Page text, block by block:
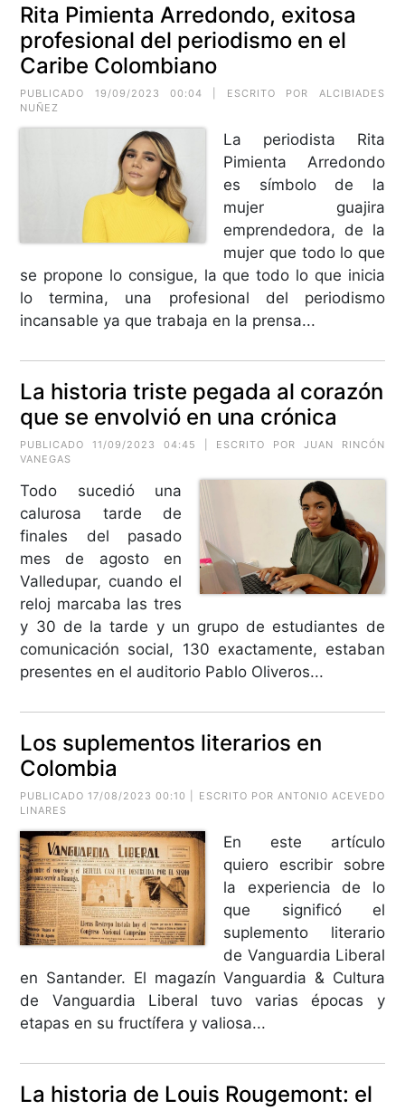
Rita Pimienta Arredondo, exitosa
profesional del periodismo en el
Caribe Colombiano
PUBLICADO 19/09/2023 00:04 | ESCRITO POR
ALCIBIADES
NUÑEZ
La periodista Rita
Pimienta Arredondo
es símbolo de la
mujer guajira
emprendedora, de la
mujer que todo lo que
se propone lo consigue, la que todo lo que inicia
lo termina, una profesional del periodismo
incansable ya que trabaja en la prensa...
La historia triste pegada al corazón
que se envolvió en una crónica
PUBLICADO 11/09/2023 04:45 | ESCRITO POR JUAN RINCÓN
VANEGAS
Todo sucedió una
calurosa tarde de
finales del pasado
mes de agosto en
Valledupar, cuando el
reloj marcaba las tres
y 30 de la tarde y un grupo de estudiantes de
comunicación social, 130 exactamente, estaban
presentes en el auditorio Pablo Oliveros...
Los suplementos literarios en
Colombia
PUBLICADO 17/08/2023 00:10 | ESCRITO POR ANTONIO ACEVEDO
LINARES
En este artículo
quiero escribir sobre
la experiencia de lo
que significó el
suplemento literario
de Vanguardia Liberal
en Santander. El magazín Vanguardia & Cultura
de Vanguardia Liberal tuvo varias épocas y
etapas en su fructífera y valiosa...
La historia de Louis Rougemont: el